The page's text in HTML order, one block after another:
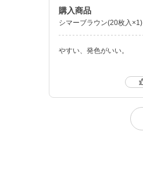
購入商品
シマーブラウン(20枚入×1)
やすい、発色がいい。